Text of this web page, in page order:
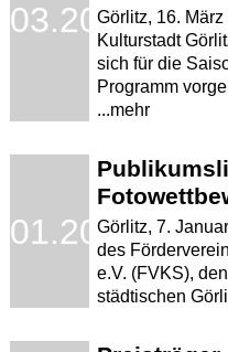
Görlitz, 16.
Kulturstadt
sich für die
Programm
...mehr
Görlitz, 7.
des
e.V. (FVKS),
städtischen